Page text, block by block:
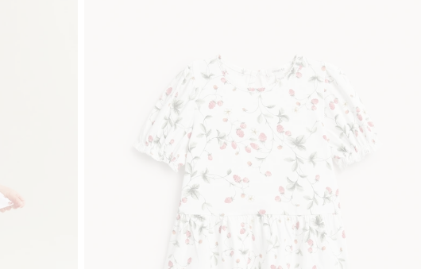
Sujuva maksaminen Klarnalla Ilmaiset